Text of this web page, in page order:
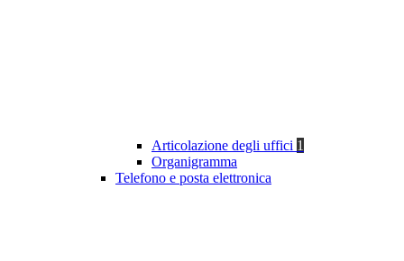
Articolazione degli uffici 1
Organigramma
Telefono e posta elettronica